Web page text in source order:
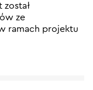
został
ze
ramach projektu